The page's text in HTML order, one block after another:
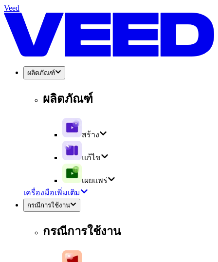
Veed
ผลิตภัณฑ์
ผลิตภัณฑ์
สร้าง
แก้ไข
เผยแพร่
เครื่องมือเพิ่มเติม
กรณีการใช้งาน
กรณีการใช้งาน